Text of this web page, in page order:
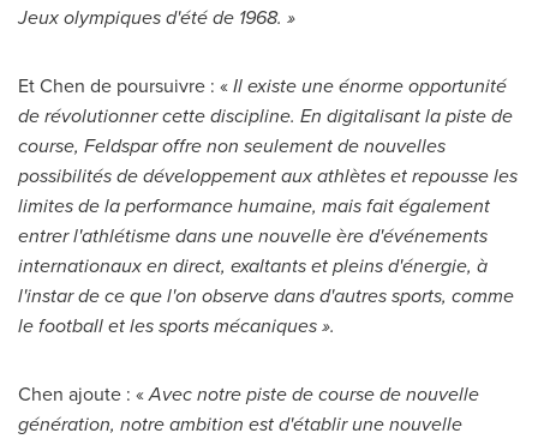
Jeux olympiques d'été de 1968. »
Et Chen de poursuivre : «Il existe une énorme opportunité
de révolutionner cette discipline. En digitalisant la piste de
course, Feldspar offre non seulement de nouvelles
possibilités de développement aux athlètes et repousse les
limites de la performance humaine, mais fait également
entrer l'athlétisme dans une nouvelle ère d'événements
internationaux en direct, exaltants et pleins d'énergie, à
l'instar de ce que l'on observe dans d'autres sports, comme
le football et les sports mécaniques ».
Chen ajoute : «Avec notre piste de course de nouvelle
génération, notre ambition est d'établir une nouvelle